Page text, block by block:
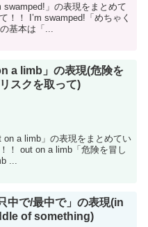
swamped!」の表現をまとめて
！！ I’m swamped!「めちゃく
基本は「...
a limb」の表現(危険を
スクを取って)
a limb」の表現をまとめてい
！ out on a limb「危険を冒し
...
中で/最中で」の表現(in
of something)